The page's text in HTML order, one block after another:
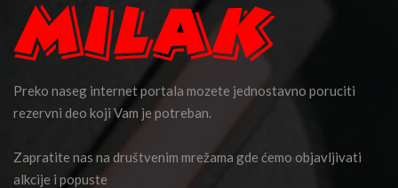
Preko naseg internet portala mozete jednostavno poruciti
rezervni deo koji Vam je potreban.
Zapratite nas na društvenim mrežama gde ćemo objavljivati
alkcije i popuste